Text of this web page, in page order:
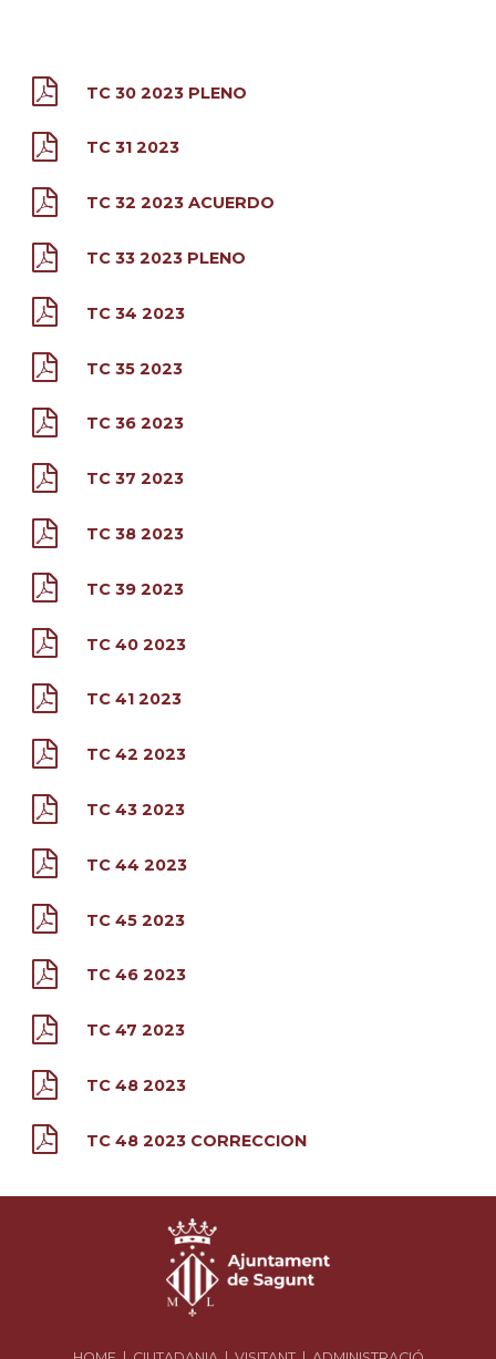
TC 30 2023 PLENO
TC 31 2023
TC 32 2023 ACUERDO
TC 33 2023 PLENO
TC 34 2023
TC 35 2023
TC 36 2023
TC 37 2023
TC 38 2023
TC 39 2023
TC 40 2023
TC 41 2023
TC 42 2023
TC 43 2023
TC 44 2023
TC 45 2023
TC 46 2023
TC 47 2023
TC 48 2023
TC 48 2023 CORRECCION